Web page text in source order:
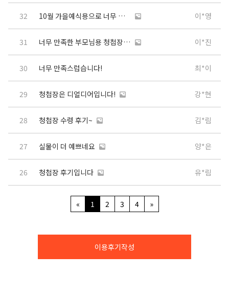
32 10월 가을예식용으로 너무 마음에 들어요^^ 이*영
31 너무 만족한 부모님용 청첩장 수령 후기 이*진
30 너무 만족스럽습니다! 최*이
29 청첩장은 디얼디어입니다! 강*현
28 청첩장 수령 후기~ 김*림
27 실물이 더 예쁘네요 양*은
26 청첩장 후기입니다 유*림
« 1 2 3 4 »
이용후기작성